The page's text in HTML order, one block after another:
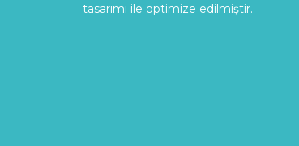
tasarımı ile optimize edilmiştir.